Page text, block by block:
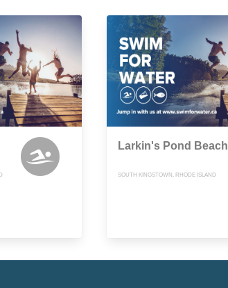
Larkin's Pond Beach
SOUTH KINGSTOWN, RHODE ISLAND